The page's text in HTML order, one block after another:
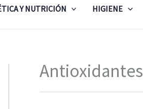
Y NUTRICIÓN HIGIENE
Antioxidantes